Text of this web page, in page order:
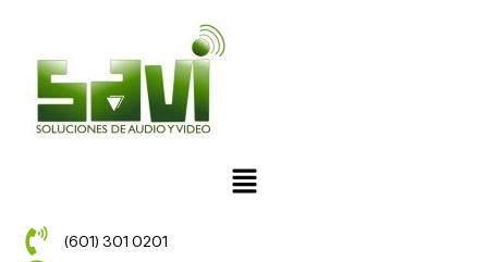
(601) 301 0201